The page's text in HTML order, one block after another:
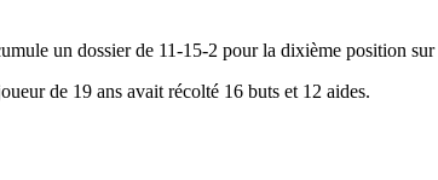
un dossier de 11-15-2 pour la dixième position sur
de 19 ans avait récolté 16 buts et 12 aides.